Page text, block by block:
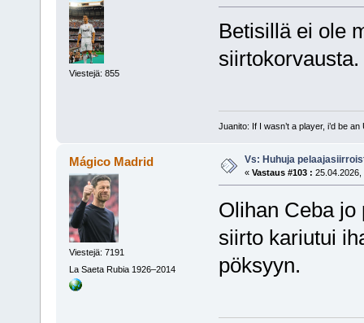
Viestejä: 855
Betisillä ei ole
siirtokorvausta.
Juanito: If I wasn’t a player, i’d be an
Mágico Madrid
Viestejä: 7191
La Saeta Rubia 1926–2014
Vs: Huhuja
« Vastaus #103 : 25.04.2026,
Olihan Ceba jo
siirto kariutui
pöksyyn.